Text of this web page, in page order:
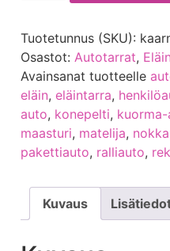
Tuotetunnus (SKU):
Osastot: Autotarrat,
Avainsanat tuotteelle
eläin, eläintarra,
auto, konepelti,
maasturi, matelija,
pakettiauto, ralliauto,
Kuvaus